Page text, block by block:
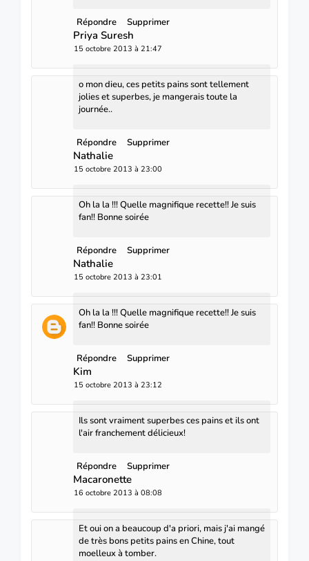
Répondre Supprimer
Priya Suresh
15 octobre 2013 à 21:47
o mon dieu, ces petits pains sont tellement
jolies et superbes, je mangerais toute la
journée..
Répondre Supprimer
Nathalie
15 octobre 2013 à 23:00
Oh la la !!! Quelle magnifique recette!! Je suis
fan!! Bonne soirée
Répondre Supprimer
Nathalie
15 octobre 2013 à 23:01
Oh la la !!! Quelle magnifique recette!! Je suis
fan!! Bonne soirée
Répondre Supprimer
Kim
15 octobre 2013 à 23:12
Ils sont vraiment superbes ces pains et ils ont
l'air franchement délicieux!
Répondre Supprimer
Macaronette
16 octobre 2013 à 08:08
Et oui on a beaucoup d'a priori, mais j'ai mangé
de très bons petits pains en Chine, tout
moelleux à tomber.